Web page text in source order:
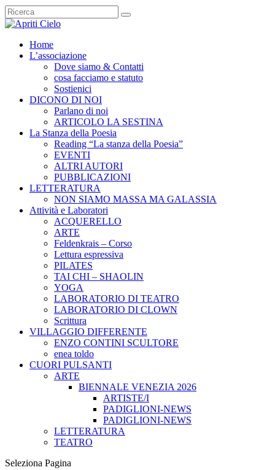
Home
L’associazione
Dove siamo & Contatti
cosa facciamo e statuto
Sostienici
DICONO DI NOI
Parlano di noi
ARTICOLO LA SESTINA
La Stanza della Poesia
Reading “La stanza della Poesia”
EVENTI
ALTRI AUTORI
PUBBLICAZIONI
LETTERATURA
NON SIAMO MASSA MA GALASSIA
Attività e Laboratori
ACQUERELLO
ARTE
Feldenkrais – Corso
Lettura espressiva
PILATES
TAI CHI – SHAOLIN
YOGA
LABORATORIO DI TEATRO
LABORATORIO DI CLOWN
Scrittura
VILLAGGIO DIFFERENTE
ENZO CONTINI SCULTORE
enea toldo
CUORI PULSANTI
ARTE
BIENNALE VENEZIA 2026
ARTISTE/I
PADIGLIONI-NEWS
PADIGLIONI-NEWS
LETTERATURA
TEATRO
Seleziona Pagina